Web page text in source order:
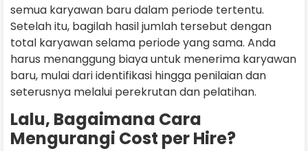
semua karyawan baru dalam periode tertentu.
Setelah itu, bagilah hasil jumlah tersebut dengan
total karyawan selama periode yang sama. Anda
harus menanggung biaya untuk menerima karyawan
baru, mulai dari identifikasi hingga penilaian dan
seterusnya melalui perekrutan dan pelatihan.
Lalu, Bagaimana Cara
Mengurangi Cost per Hire?